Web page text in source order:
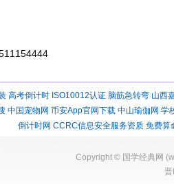
高考倒计时 ISO10012认证 脑筋急转弯 山西
中国宠物网 币安App官网下载 中山瑜伽网 学
倒计时网 CCRC信息安全服务资质 免费算
Copyright © 国学经典网 (